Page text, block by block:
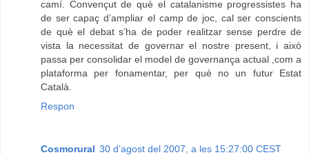
camí. Convençut de què el catalanisme progressistes ha
de ser capaç d’ampliar el camp de joc, cal ser conscients
de què el debat s’ha de poder realitzar sense perdre de
vista la necessitat de governar el nostre present, i això
passa per consolidar el model de governança actual ,com a
plataforma per fonamentar, per què no un futur Estat
Català.
Respon
Cosmorural 30 d’agost del 2007, a les 15:27:00 CEST